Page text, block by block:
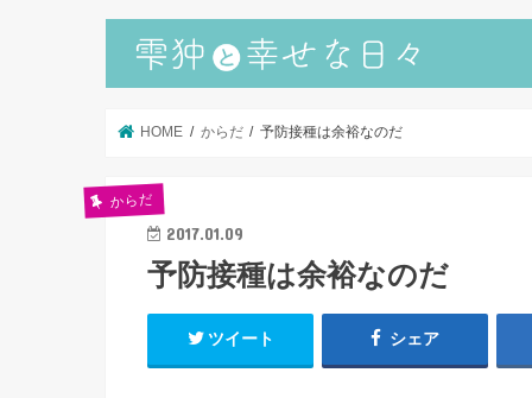
HOME からだ 予防接種は余裕なのだ
からだ
2017.01.09
予防接種は余裕なのだ
ツイート シェア